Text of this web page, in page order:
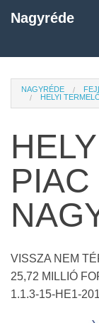
Nagyréde
NAGYRÉDE
HELYI
VISSZA NEM
25,72 MILLIÓ
1.1.3-15-HE1-